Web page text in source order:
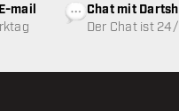
mail Chat mit
Der Chat ist